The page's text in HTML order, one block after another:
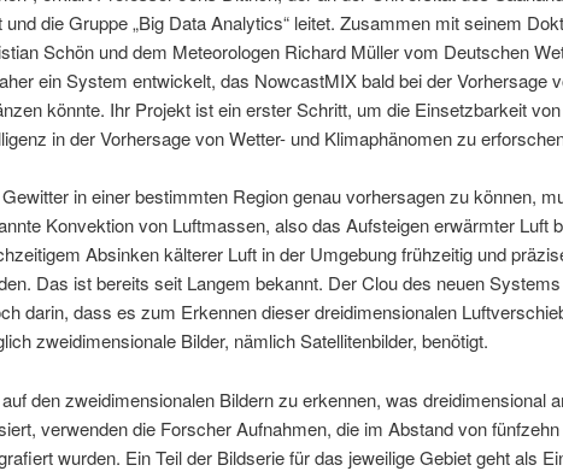
und die Gruppe „Big Data Analytics“ leitet. Zusammen mit seinem
Schön und dem Meteorologen Richard Müller vom Deutschen
ein System entwickelt, das NowcastMIX bald bei der Vorhersage
könnte. Ihr Projekt ist ein erster Schritt, um die Einsetzbarkeit
in der Vorhersage von Wetter- und Klimaphänomen zu
in einer bestimmten Region genau vorhersagen zu können,
Konvektion von Luftmassen, also das Aufsteigen erwärmter Luft
Absinken kälterer Luft in der Umgebung frühzeitig und
Das ist bereits seit Langem bekannt. Der Clou des neuen
darin, dass es zum Erkennen dieser dreidimensionalen
zweidimensionale Bilder, nämlich Satellitenbilder, benötigt.
den zweidimensionalen Bildern zu erkennen, was dreidimensional
verwenden die Forscher Aufnahmen, die im Abstand von
wurden. Ein Teil der Bildserie für das jeweilige Gebiet geht als